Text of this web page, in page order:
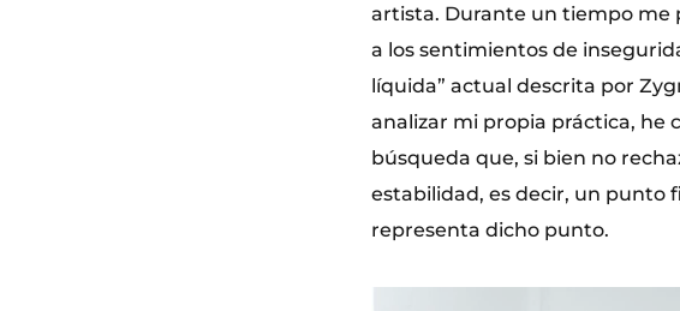
artista. Durante un tiempo me
a los sentimientos de
líquida” actual descrita por
analizar mi propia práctica, he
búsqueda que, si bien no
estabilidad, es decir, un punto
representa dicho punto.